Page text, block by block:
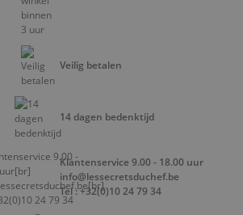
Veilig betalen
14 dagen bedenktijd
Klantenservice 9.00 - 18.00 uur
info@lessecretsduchef.be
Tel : +32(0)10 24 79 34